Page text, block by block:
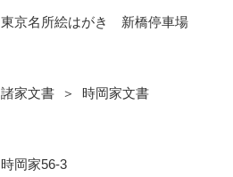
東京名所絵はがき 新橋停車場
諸家文書 ＞ 時岡家文書
時岡家56-3